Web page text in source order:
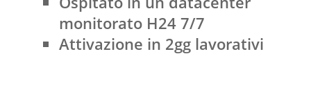
monitorato H24 7/7
Attivazione in 2gg lavorativi